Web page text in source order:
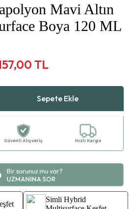
Mavi Altın
Boya 120 ML
TL
Güvenli Alışveriş Hızlı Kargo
Simli Hybrid